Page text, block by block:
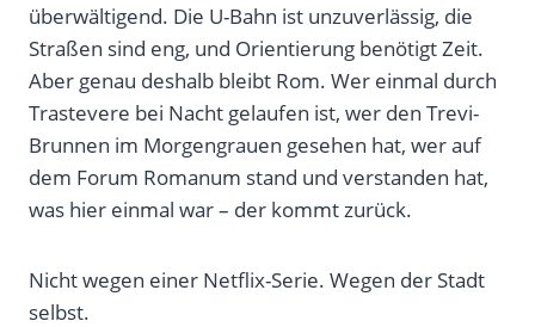
überwältigend. Die U-Bahn ist unzuverlässig, die
Straßen sind eng, und Orientierung benötigt Zeit.
Aber genau deshalb bleibt Rom. Wer einmal durch
Trastevere bei Nacht gelaufen ist, wer den Trevi-
Brunnen im Morgengrauen gesehen hat, wer auf
dem Forum Romanum stand und verstanden hat,
was hier einmal war – der kommt zurück.
Nicht wegen einer Netflix-Serie. Wegen der Stadt
selbst.